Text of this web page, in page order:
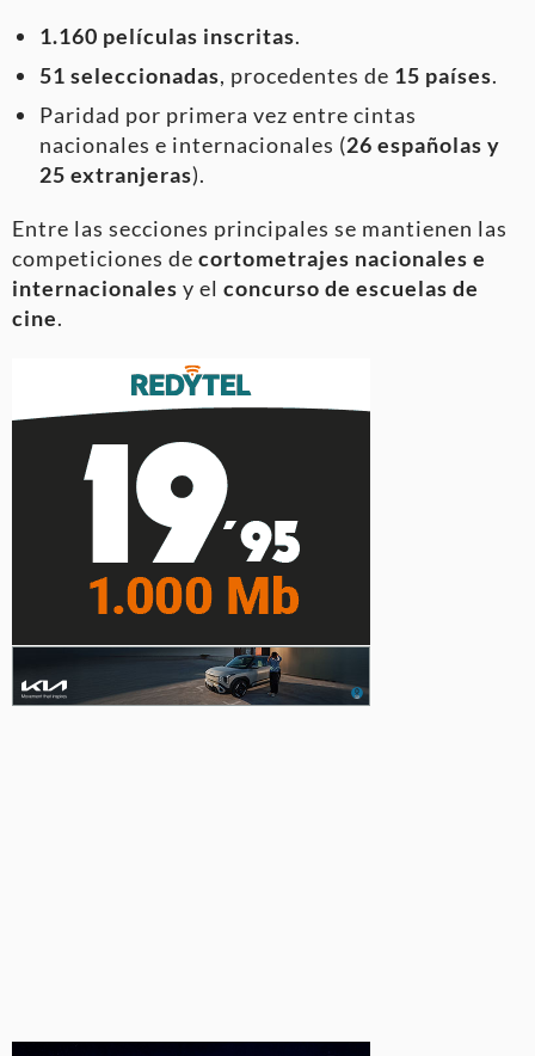
1.160 películas inscritas.
51 seleccionadas, procedentes de 15 países.
Paridad por primera vez entre cintas
nacionales e internacionales (26 españolas y
25 extranjeras).
Entre las secciones principales se mantienen las
competiciones de cortometrajes nacionales e
internacionales y el concurso de escuelas de
cine.